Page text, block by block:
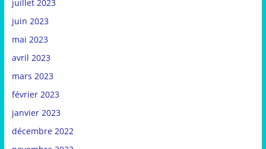
juillet 2023
juin 2023
mai 2023
avril 2023
mars 2023
février 2023
janvier 2023
décembre 2022